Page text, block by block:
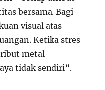
bersama. Bagi
visual atas
Ketika stres
metal
tidak sendiri”.